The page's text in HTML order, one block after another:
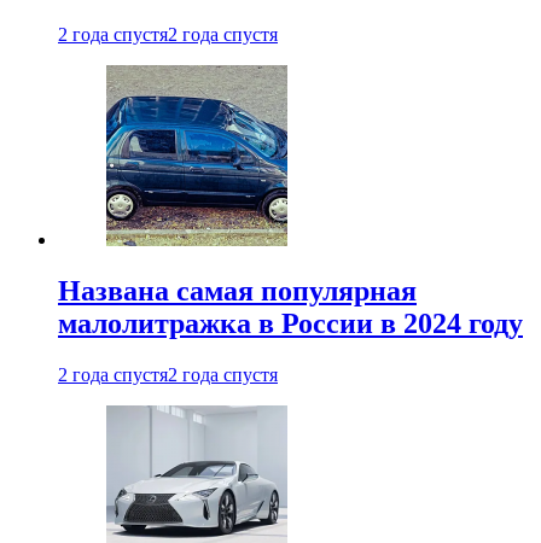
2 года спустя2 года спустя
Названа самая популярная
малолитражка в России в 2024 году
2 года спустя2 года спустя